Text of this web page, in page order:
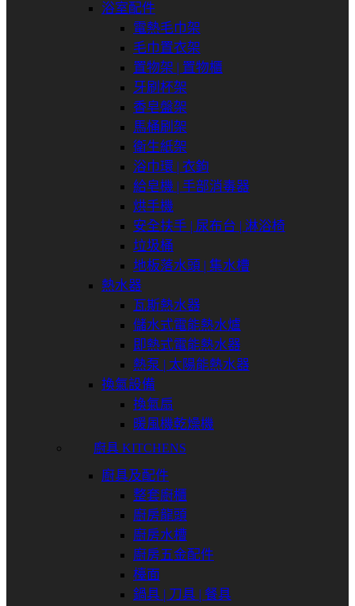
浴室配件
電熱毛巾架
毛巾置衣架
置物架 | 置物櫃
牙刷杯架
香皂盤架
馬桶刷架
衛生紙架
浴巾環 | 衣鉤
給皂機 | 手部消毒器
烘手機
安全扶手 | 尿布台 | 淋浴椅
垃圾桶
地板落水頭 | 集水槽
熱水器
瓦斯熱水器
儲水式電能熱水爐
即熱式電能熱水器
熱泵 | 太陽能熱水器
換氣設備
換氣扇
暖風機乾燥機
廚具 KITCHENS
廚具及配件
整套廚櫃
廚房龍頭
廚房水槽
廚房五金配件
檯面
鍋具 | 刀具 | 餐具